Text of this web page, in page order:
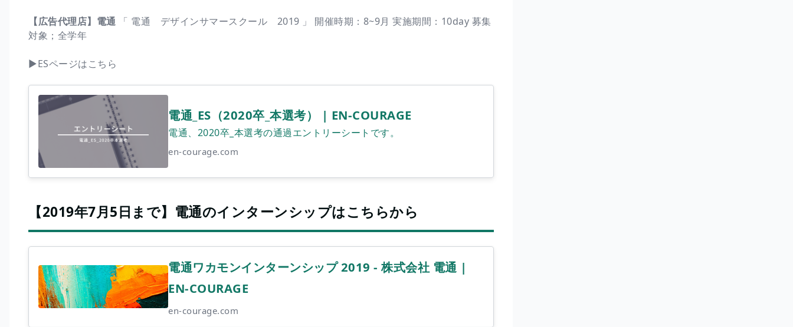
【広告代理店】電通 「 電通 デザインサマースクール 2019 」 開催時期：8~9月 実施期間：10day 募集
対象；全学年
▶︎ESページはこちら
電通_ES（2020卒_本選考） | EN-COURAGE
電通、2020卒_本選考の通過エントリーシートです。
en-courage.com
【2019年7月5日まで】電通のインターンシップはこちらから
電通ワカモンインターンシップ 2019 - 株式会社 電通 |
EN-COURAGE
en-courage.com